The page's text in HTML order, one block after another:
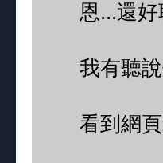
恩...還好
我有聽
看到網